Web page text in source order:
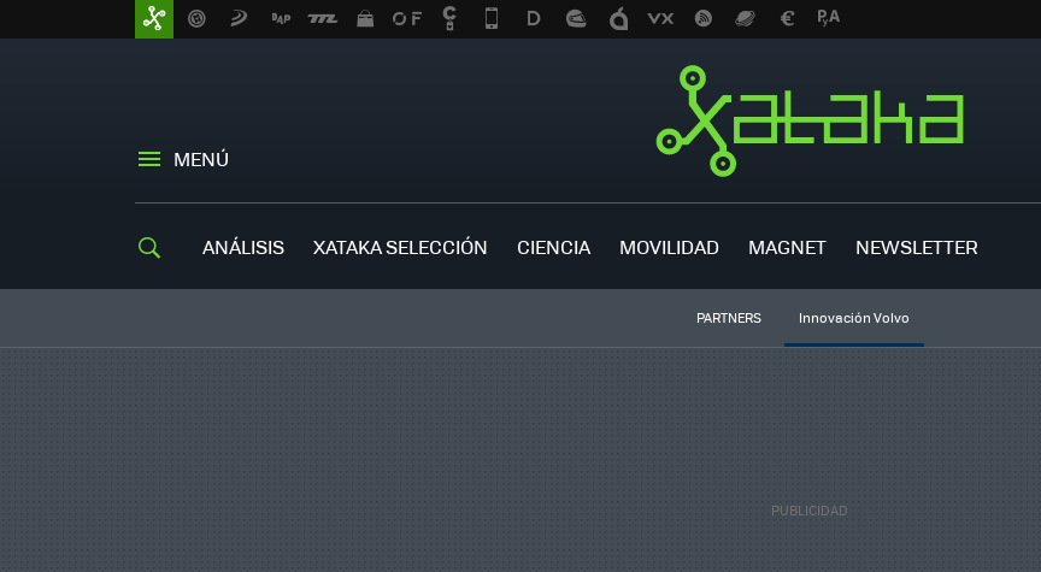
MENÚ
ANÁLISIS XATAKA SELECCIÓN CIENCIA MOVILIDAD MAGNET NEWSLETTER
PARTNERS Innovación Volvo